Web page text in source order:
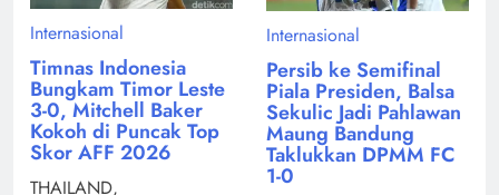
Internasional
Timnas Indonesia
Bungkam Timor Leste
3-0, Mitchell Baker
Kokoh di Puncak Top
Skor AFF 2026
THAILAND,
Internasional
Persib ke Semifinal
Piala Presiden, Balsa
Sekulic Jadi Pahlawan
Maung Bandung
Taklukkan DPMM FC
1-0